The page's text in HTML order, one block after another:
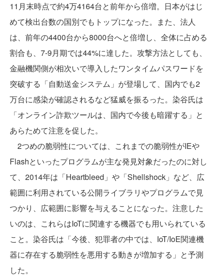
11月末時点で約4万4164台と前年から倍増。日本がはじ
めて検出台数の国別でもトップになった。また、法人
は、前年の4400台から8000台へと倍増し、全体に占める
割合も、7-9月期では44%に達した。攻撃方法としても、
金融機関側が相次いで導入したワンタイムパスワードを
突破する「自動送金システム」が登場して、国内でも2
万台に感染が確認されるなど猛威を振るった。染谷氏は
「オンライン詐欺ツールは、国内で今後も暗躍する」と
あらためて注意を促した。
2つめの脆弱性については、これまでの脆弱性がIEや
Flashといったプログラムが主な発見対象だったのに対し
て、2014年は「Heartbleed」や「Shellshock」など、広
範囲に利用されている公開ライブラリやプログラムで見
つかり、広範囲に影響を与えることになった。注意した
いのは、これらはIoTに関連する機器でも用いられている
こと。染谷氏は「今後、犯罪者の中では、IoT/IoE関連機
器に存在する脆弱性を悪用する動きが増加する」と予測
した。